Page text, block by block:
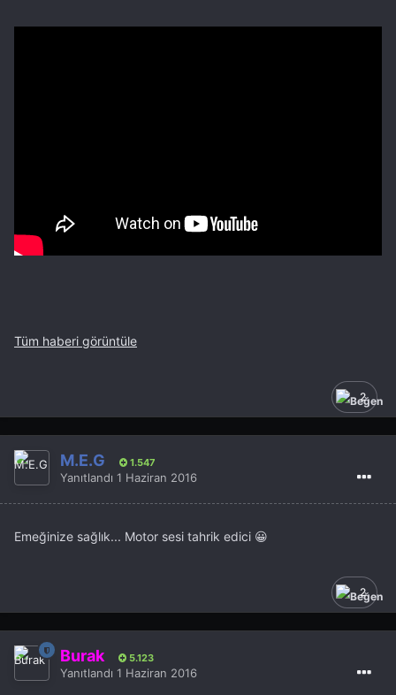
Tüm haberi görüntüle
2
M.E.G 1.547
Yanıtlandı 1 Haziran 2016
Emeğinize sağlık... Motor sesi tahrik edici 😀
2
Burak 5.123
Yanıtlandı 1 Haziran 2016